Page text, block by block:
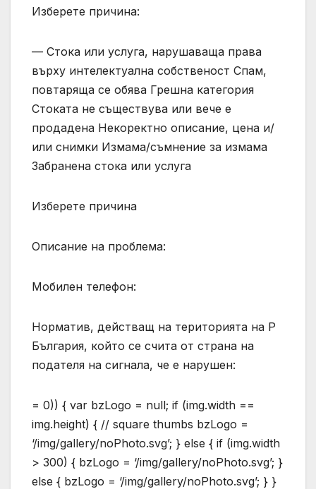
Изберете причина:
— Стока или услуга, нарушаваща права
върху интелектуална собственост Спам,
повтаряща се обява Грешна категория
Стоката не съществува или вече е
продадена Некоректно описание, цена и/
или снимки Измама/съмнение за измама
Забранена стока или услуга
Изберете причина
Описание на проблема:
Мобилен телефон:
Норматив, действащ на територията на Р
България, който се счита от страна на
подателя на сигнала, че е нарушен:
= 0)) { var bzLogo = null; if (img.width ==
img.height) { // square thumbs bzLogo =
‘/img/gallery/noPhoto.svg’; } else { if (img.width
> 300) { bzLogo = ‘/img/gallery/noPhoto.svg’; }
else { bzLogo = ‘/img/gallery/noPhoto.svg’; } }